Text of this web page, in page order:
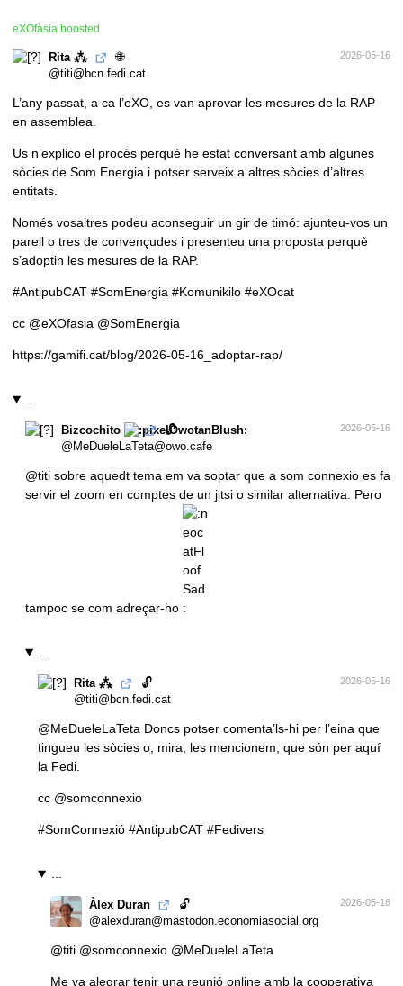
eXOfàsia boosted
Rita ⁂ 🌐 2026-05-16
@titi@bcn.fedi.cat
L’any passat, a ca l’eXO, es van aprovar les mesures de la RAP
en assemblea.
Us n’explico el procés perquè he estat conversant amb algunes
sòcies de Som Energia i potser serveix a altres sòcies d’altres
entitats.
Només vosaltres podeu aconseguir un gir de timó: ajunteu-vos un
parell o tres de convençudes i presenteu una proposta perquè
s’adoptin les mesures de la RAP.
#AntipubCAT #SomEnergia #Komunikilo #eXOcat
cc @eXOfasia @SomEnergia
https://gamifi.cat/blog/2026-05-16_adoptar-rap/
...
Bizcochito 🔓 2026-05-16
@MeDueleLaTeta@owo.cafe
@titi sobre aquedt tema em va soptar que a som connexio es fa
servir el zoom en comptes de un jitsi o similar alternativa. Pero
tampoc se com adreçar-ho
...
Rita ⁂ 🔓 2026-05-16
@titi@bcn.fedi.cat
@MeDueleLaTeta Doncs potser comenta’ls-hi per l’eina que
tingueu les sòcies o, mira, les mencionem, que són per aquí
la Fedi.
cc @somconnexio
#SomConnexió #AntipubCAT #Fedivers
...
Àlex Duran 🔓 2026-05-18
@alexduran@mastodon.economiasocial.org
@titi @somconnexio @MeDueleLaTeta
Me va alegrar tenir una reunió online amb la cooperativa